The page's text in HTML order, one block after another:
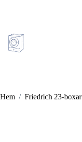
Hem / Friedrich 23-boxar